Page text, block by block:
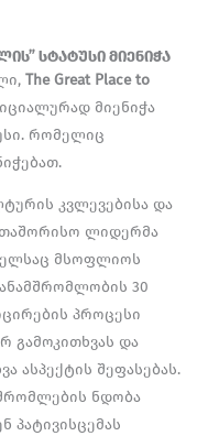
სტატუსი მიენიჭა
The Great Place to
მიენიჭა
რომელიც
კვლევებისა და
ლიდერმა
მსოფლიოს
30
პროცესი
გამოკითხვას და
ასპექტის შეფასებას.
ნდობა
პატივისცემას